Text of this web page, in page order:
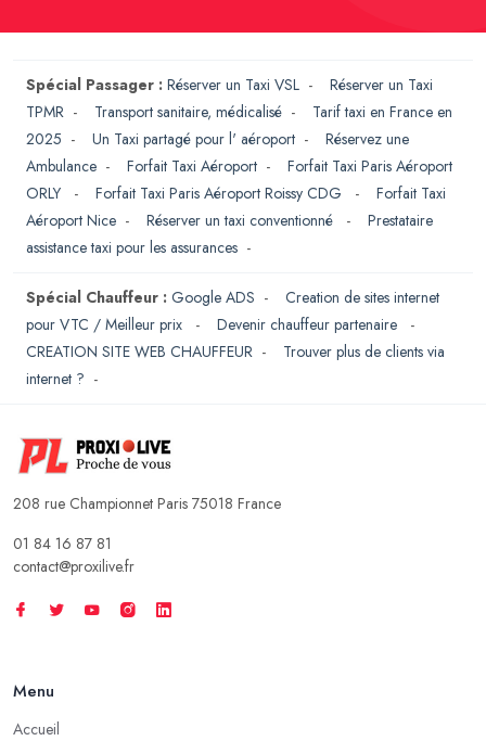
Spécial Passager : Réserver un Taxi VSL - Réserver un Taxi
TPMR - Transport sanitaire, médicalisé - Tarif taxi en France en
2025 - Un Taxi partagé pour l' aéroport - Réservez une
Ambulance - Forfait Taxi Aéroport - Forfait Taxi Paris Aéroport
ORLY
- Forfait Taxi Paris Aéroport Roissy CDG - Forfait Taxi
Aéroport Nice - Réserver un taxi conventionné - Prestataire
assistance taxi pour les assurances -
Spécial Chauffeur : Google ADS - Creation de sites internet
pour VTC / Meilleur prix
- Devenir chauffeur partenaire
-
CREATION SITE WEB CHAUFFEUR - Trouver plus de clients via
internet ? -
208 rue Championnet Paris 75018 France
01 84 16 87 81
contact@proxilive.fr
Menu
Accueil